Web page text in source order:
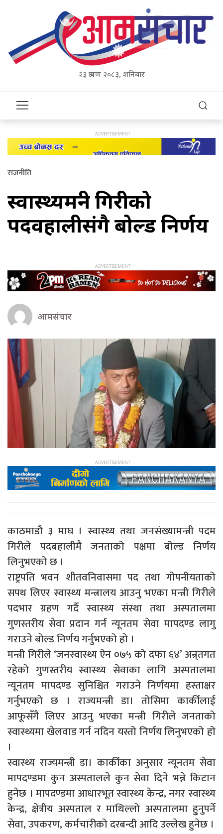
२३ श्रावण २०८३, शनिबार
राजनीति
स्वास्थ्यमन्त्री गिरीको
पदवहालीसंगै बोल्ड निर्णय
आमसंचार
काठमाडौ ३ माघ । स्वास्थ्य तथा जनसंख्यामन्त्री पदम
गिरीले पदबहालीमै जनताको पक्षमा बोल्ड निर्णय
लिनुभएको छ ।
राष्ट्रपति भवन शीतवनिवासमा पद तथा गोपनीयताको
सपथ लिएर स्वास्थ्य मन्त्रालय आउनु भएका मन्त्री गिरीले
पदभार ग्रहण गर्दै स्वास्थ्य संस्था तथा अस्पतालमा
गुणस्तरीय सेवा प्रदान गर्न न्यूनतम सेवा मापदण्ड लागु
गराउने बोल्ड निर्णय गर्नुभएको हो ।
मन्त्री गिरीले ‘जनस्वास्थ्य ऐन ०७५ को दफा ६४’ अन्र्तगत
रहेको गुणस्तरीय स्वास्थ्य सेवाका लागि अस्पतालमा
न्यूनतम मापदण्ड सुनिश्चित गराउने निर्णयमा हस्ताक्षर
गर्नुभएको छ । राज्यमन्त्री डा। तोसिमा कार्कीलाई
आफूसँगै लिएर आउनु भएका मन्त्री गिरीले जनताको
स्वास्थ्यमा खेलवाड गर्न नदिन यस्तो निर्णय लिनुभएको हो
।
स्वास्थ्य राज्यमन्त्री डा। कार्कीका अनुसार न्यूनतम सेवा
मापदण्डमा कुन अस्पतालले कुन सेवा दिने भन्ने किटान
हुनेछ । मापदण्डमा आधारभूत स्वास्थ्य केन्द्र, नगर स्वास्थ्य
केन्द्र, क्षेत्रीय अस्पताल र माथिल्लो अस्पतालमा हुुनुपर्ने
सेवा, उपकरण, कर्मचारीको दरबन्दी आदि उल्लेख हुनेछ ।